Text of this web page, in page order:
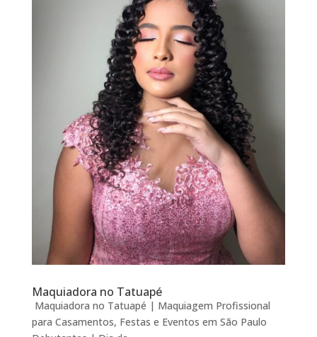
Maquiadora no Tatuapé
Maquiadora no Tatuapé | Maquiagem Profissional
para Casamentos, Festas e Eventos em São Paulo